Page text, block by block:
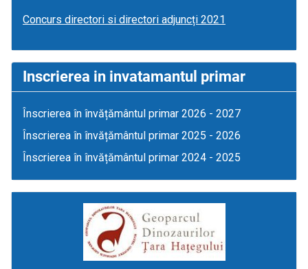
Concurs directori si directori adjuncți 2021
Inscrierea in invatamantul primar
Înscrierea în învățământul primar 2026 - 2027
Înscrierea în învățământul primar 2025 - 2026
Înscrierea în învățământul primar 2024 - 2025